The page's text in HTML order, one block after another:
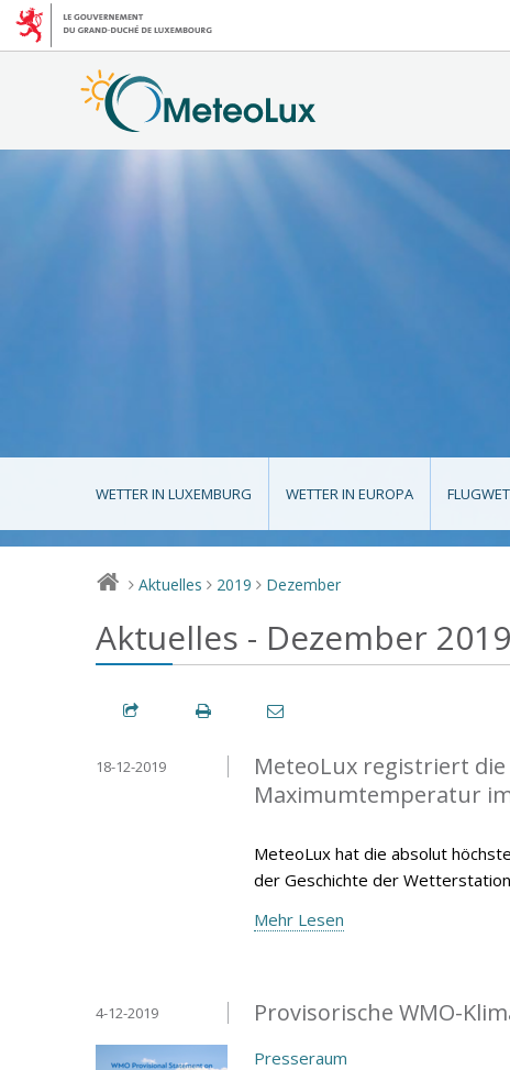
WETTER IN LUXEMBURG WETTER IN EUROPA
> Aktuelles > 2019 > Dezember
Aktuelles - Dezember 2019
MeteoLux registriert
Maximumtemperatur
18-12-2019
MeteoLux hat die absolut
der Geschichte der
Mehr Lesen
Provisorische WMO-
4-12-2019
Presseraum